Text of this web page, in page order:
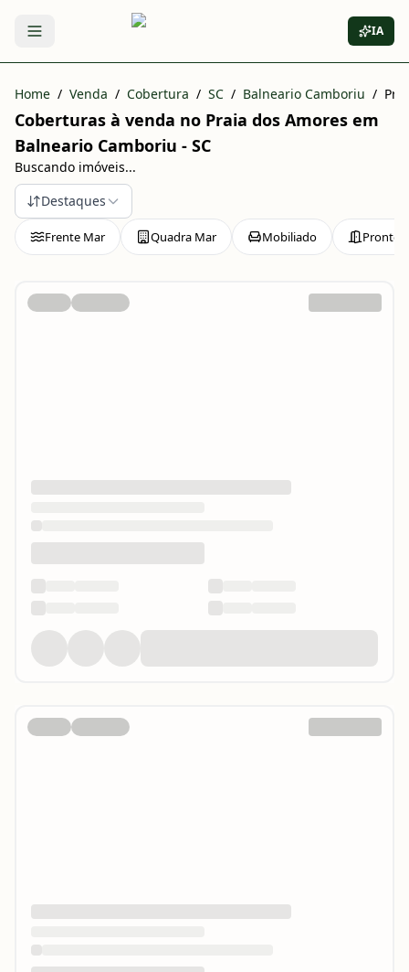
Abrir menu IA
Home / Venda / Cobertura / SC / Balneario Camboriu /
Coberturas à venda no Praia dos Amores em
Balneario Camboriu - SC
Buscando imóveis...
Destaques
Frente Mar Quadra Mar Mobiliado Pronto